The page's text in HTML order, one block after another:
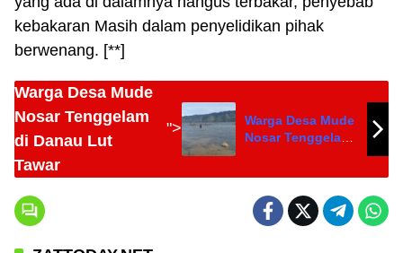
kebakaran Masih dalam penyelidikan pihak
berwenang. [**]
Warga Desa Mude
Nosar Tenggelam
di Danau Lut
Tawar
">
Warga Desa Mude
Nosar Tenggelam